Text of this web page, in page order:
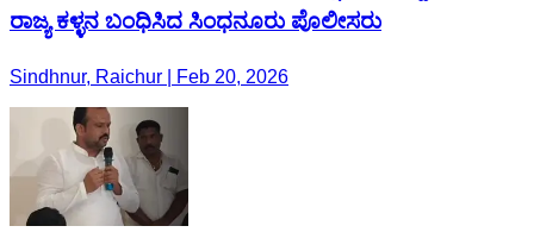
ರಾಜ್ಯ ಕಳ್ಳನ ಬಂಧಿಸಿದ ಸಿಂಧನೂರು ಪೊಲೀಸರು
Sindhnur, Raichur | Feb 20, 2026